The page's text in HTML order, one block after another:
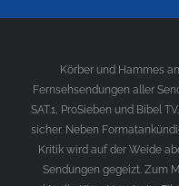
Körber und Hammes
Fernsehsendungen aller
SAT.1, ProSieben und Bibel
sicher. Neben
Kritik wird auf der Weide
Sendungen gegeizt. Zum